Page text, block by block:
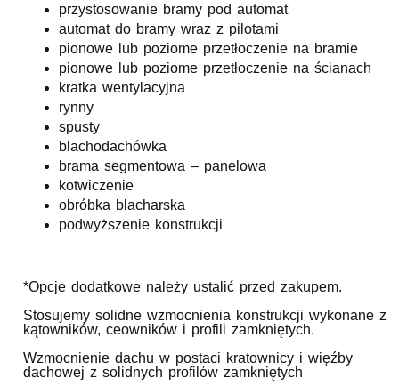
przystosowanie bramy pod automat
automat do bramy wraz z pilotami
pionowe lub poziome przetłoczenie na bramie
pionowe lub poziome przetłoczenie na ścianach
kratka wentylacyjna
rynny
spusty
blachodachówka
brama segmentowa – panelowa
kotwiczenie
obróbka blacharska
podwyższenie konstrukcji
*Opcje dodatkowe należy ustalić przed zakupem.
Stosujemy solidne wzmocnienia konstrukcji wykonane z
kątowników, ceowników i profili zamkniętych.
Wzmocnienie dachu w postaci kratownicy i więźby
dachowej z solidnych profilów zamkniętych